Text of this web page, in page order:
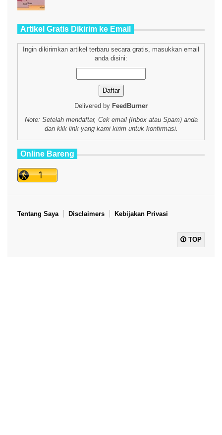
Artikel Gratis Dikirim ke Email
Ingin dikirimkan artikel terbaru secara gratis, masukkan email
anda disini:
Delivered by FeedBurner
Note: Setelah mendaftar, Cek email (Inbox atau Spam) anda
dan klik link yang kami kirim untuk konfirmasi.
Online Bareng
Tentang Saya Disclaimers Kebijakan Privasi
TOP